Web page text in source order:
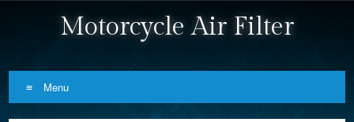
Motorcycle Air Filter
Menu